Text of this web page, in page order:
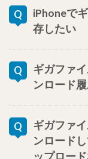
iPhoneで
存したい
ギガファ
ンロード
ギガファ
ンロード
ップロー